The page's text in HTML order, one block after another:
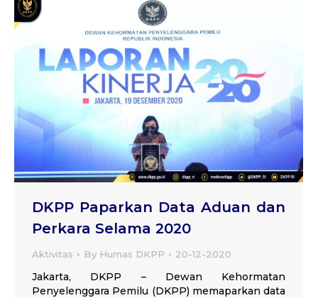
DKPP Paparkan Data Aduan dan
Perkara Selama 2020
Aktivitas By Humas DKPP 20-12-2020
Jakarta, DKPP – Dewan Kehormatan
Penyelenggara Pemilu (DKPP) memaparkan data